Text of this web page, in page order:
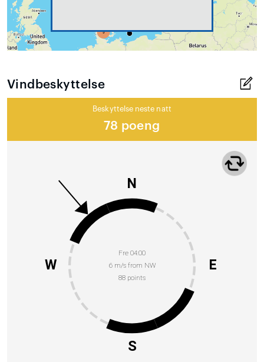
Vindbeskyttelse
Beskyttelse neste natt
78 poeng
Fre 04:00
6 m/s from NW
88 points
N
E
S
W